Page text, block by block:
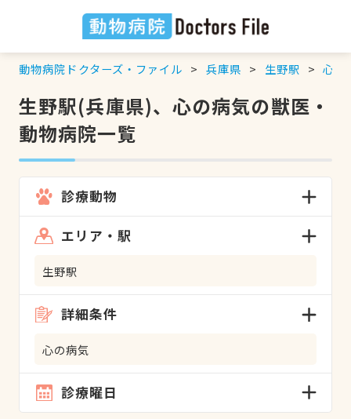
動物病院ドクターズ・ファイル 兵庫県 生野駅 心の
生野駅(兵庫県)、心の病気の獣医・
動物病院一覧
診療動物
エリア・駅
生野駅
詳細条件
心の病気
診療曜日